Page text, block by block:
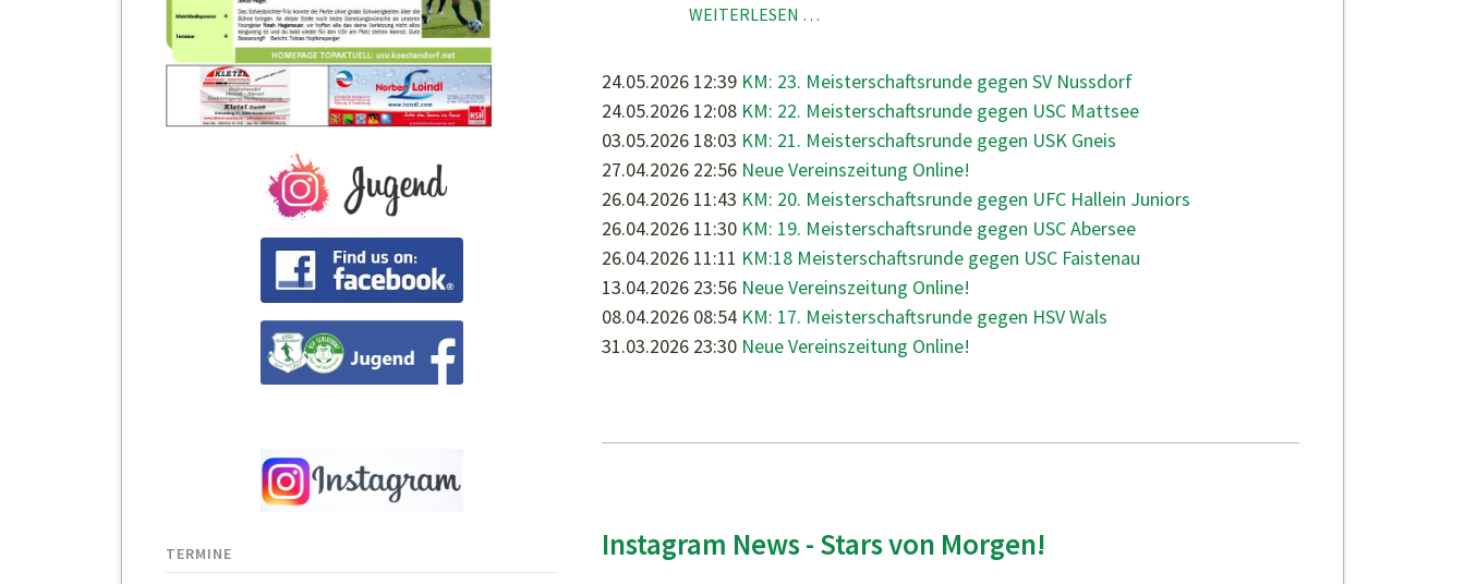
WEITERLESEN …
GEGEN
1.OBERALMER
SV
24.05.2026 12:39 KM: 23. Meisterschaftsrunde gegen SV Nussdorf
24.05.2026 12:08 KM: 22. Meisterschaftsrunde gegen USC Mattsee
03.05.2026 18:03 KM: 21. Meisterschaftsrunde gegen USK Gneis
27.04.2026 22:56 Neue Vereinszeitung Online!
26.04.2026 11:43 KM: 20. Meisterschaftsrunde gegen UFC Hallein Juniors
26.04.2026 11:30 KM: 19. Meisterschaftsrunde gegen USC Abersee
26.04.2026 11:11 KM:18 Meisterschaftsrunde gegen USC Faistenau
13.04.2026 23:56 Neue Vereinszeitung Online!
08.04.2026 08:54 KM: 17. Meisterschaftsrunde gegen HSV Wals
31.03.2026 23:30 Neue Vereinszeitung Online!
Instagram News - Stars von Morgen!
TERMINE